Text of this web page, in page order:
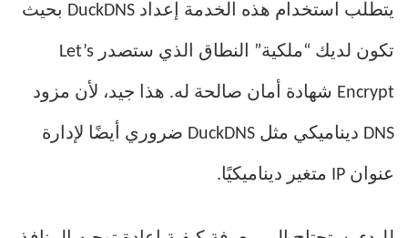
يتطلب استخدام هذه الخدمة إعداد DuckDNS بحيث
تكون لديك “ملكية” النطاق الذي ستصدر Let’s
Encrypt شهادة أمان صالحة له. هذا جيد، لأن مزود
DNS ديناميكي مثل DuckDNS ضروري أيضًا لإدارة
عنوان IP متغير ديناميكيًا.